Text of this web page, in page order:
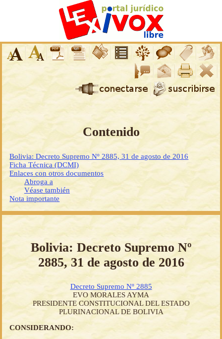
Contenido
Bolivia: Decreto Supremo Nº 2885, 31 de agosto de 2016
Ficha Técnica (DCMI)
Enlaces con otros documentos
Abroga a
Véase también
Nota importante
Bolivia: Decreto Supremo Nº
2885, 31 de agosto de 2016
Decreto Supremo Nº 2885
EVO MORALES AYMA
PRESIDENTE CONSTITUCIONAL DEL ESTADO
PLURINACIONAL DE BOLIVIA
CONSIDERANDO: